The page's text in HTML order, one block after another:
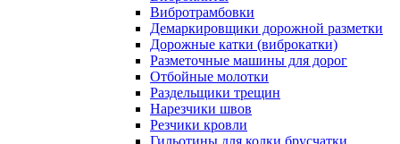
Вибротрамбовки
Демаркировщики дорожной разметки
Дорожные катки (виброкатки)
Разметочные машины для дорог
Отбойные молотки
Раздельщики трещин
Нарезчики швов
Резчики кровли
Гильотины для колки брусчатки